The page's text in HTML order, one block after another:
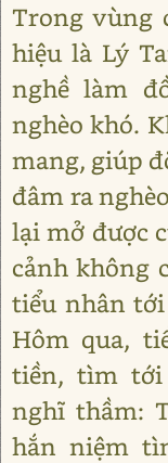
Trong vùng
hiệu là Lý
nghề làm
nghèo khó.
mang, giúp
đâm ra
lại mở được
cảnh không
tiểu nhân
Hôm qua,
tiền, tìm tới
nghĩ thầm:
hắn niệm